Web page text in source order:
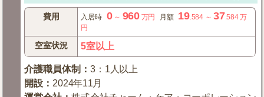
費用 入居時 0～ 960 万円 月額 19.584～37.584万
円
空室状況 5室以上
介護職員体制 ：3：1人以上
開設 ： 2024年11月